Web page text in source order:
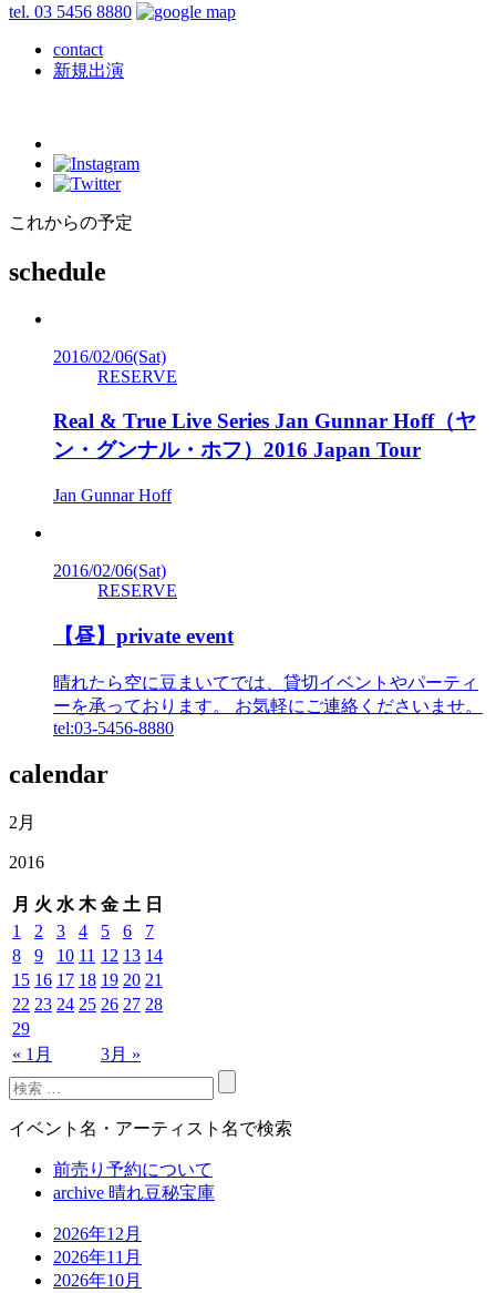
tel. 03 5456 8880
contact
新規出演
これからの予定
schedule
2016/02/06(Sat)
RESERVE
Real & True Live Series Jan Gunnar Hoff（ヤ
ン・グンナル・ホフ）2016 Japan Tour
Jan Gunnar Hoff
2016/02/06(Sat)
RESERVE
【昼】private event
晴れたら空に豆まいてでは、貸切イベントやパーティ
ーを承っております。 お気軽にご連絡くださいませ。
tel:03-5456-8880
calendar
2月
2016
月 火 水 木 金 土 日
« 1月 3月 »
1 2 3 4 5 6
7
8
9 10 11 12 13 14
15 16 17 18 19 20 21
22 23 24 25 26 27 28
29
イベント名・アーティスト名で検索
前売り予約について
archive 晴れ豆秘宝庫
2026年12月
2026年11月
2026年10月